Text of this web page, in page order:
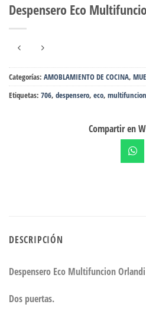
Despensero Eco
Categorías: AMOBLAMIENTO DE COCINA,
Etiquetas: 706, despensero, eco, multifuncion
Compartir en
DESCRIPCIÓN
Despensero Eco Multifuncion
Dos puertas.